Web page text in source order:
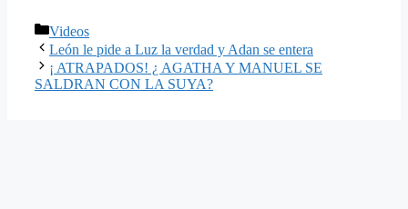
Categorías
Videos
León le pide a Luz la verdad y Adan se entera
¡ ATRAPADOS! ¿ AGATHA Y MANUEL SE
SALDRAN CON LA SUYA?